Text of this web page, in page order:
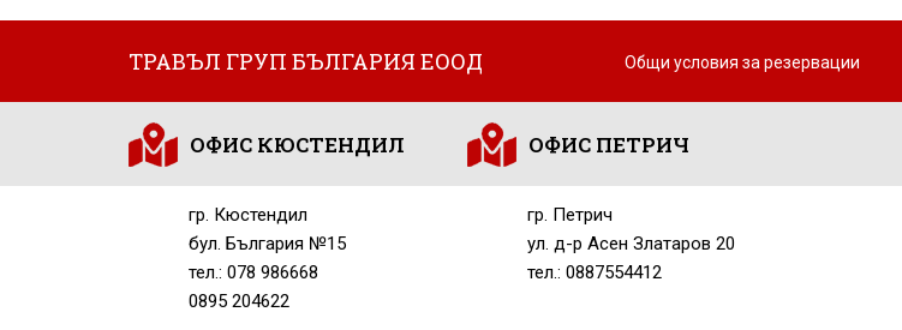
ТРАВЪЛ ГРУП БЪЛГАРИЯ ЕООД Общи условия за резервации
ОФИС КЮСТЕНДИЛ ОФИС ПЕТРИЧ
гр. Кюстендил
бул. България №15
тел.: 078 986668
0895 204622
гр. Петрич
ул. д-р Асен Златаров 20
тел.: 0887554412